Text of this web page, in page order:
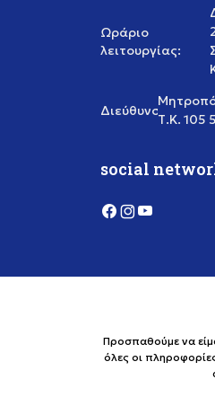
Ωράριο
λειτουργίας:
Διεύθυνση:
Τ.Κ. 105
social
Προσπαθούμε να
όλες οι